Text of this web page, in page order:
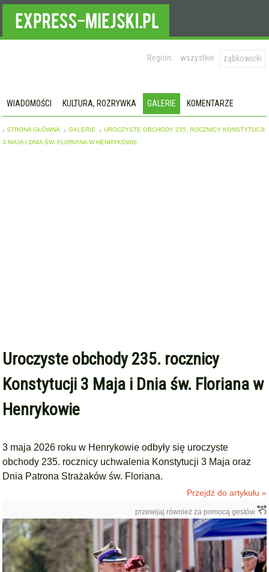
Region: wszystkie ząbkowicki
WIADOMOŚCI KULTURA, ROZRYWKA GALERIE KOMENTARZE
STRONA GŁÓWNA GALERIE
UROCZYSTE OBCHODY 235. ROCZNICY KONSTYTUCJI
3 MAJA I DNIA ŚW. FLORIANA W HENRYKOWIE
Uroczyste obchody 235. rocznicy
Konstytucji 3 Maja i Dnia św. Floriana w
Henrykowie
3 maja 2026 roku w Henrykowie odbyły się uroczyste
obchody 235. rocznicy uchwalenia Konstytucji 3 Maja oraz
Dnia Patrona Strażaków św. Floriana.
Przejdź do artykułu »
przewijaj również za pomocą gestów